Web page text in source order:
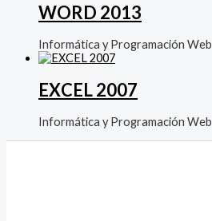
WORD 2013
Informática y Programación Web
EXCEL 2007
Informática y Programación Web